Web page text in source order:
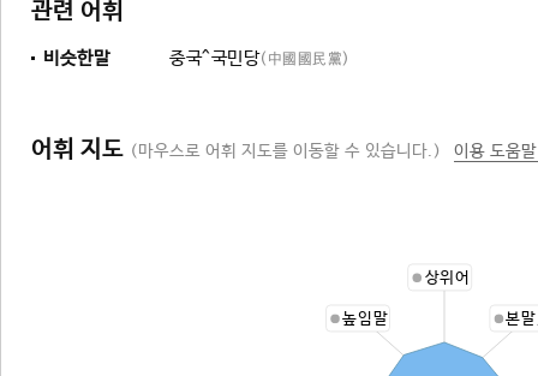
관련 어휘
비슷한말 중국^국민당(中國國民黨)
어휘 지도 (마우스로 어휘 지도를 이동할 수 있습니다.) 이용 도움
상위어
본
높임말